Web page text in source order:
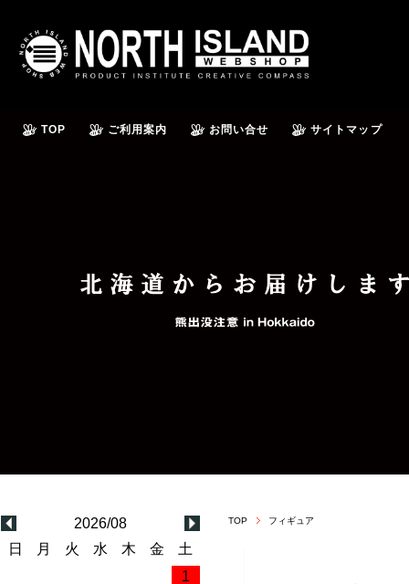
TOP ご利用案内 お問い合せ サイトマップ
TOP フィギュア
2026/08
日
月 火 水 木 金
土
1